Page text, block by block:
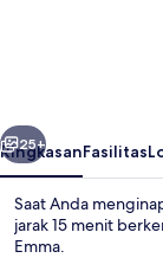
City
Centre
Townhouse
Berikutnya
25+
RingkasanFasilitas
Saat Anda
jarak 15 menit
Emma.